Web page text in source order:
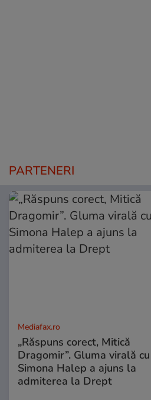
PARTENERI
Mediafax.ro
„Răspuns corect, Mitică
Dragomir”. Gluma virală cu
Simona Halep a ajuns la
admiterea la Drept